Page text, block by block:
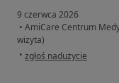
9 czerwca 2026
• AmiCare Centrum
wizyta)
• w opinii użytkownika
zgłoś nadużycie